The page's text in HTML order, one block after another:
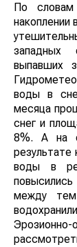
По
накоплении
западных
выпавших
воды в
месяца
снег и
8%. А на
воды в
между тем